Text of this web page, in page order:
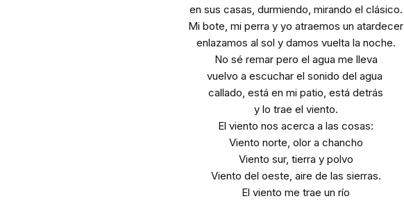
en sus casas, durmiendo, mirando el clásico.
Mi bote, mi perra y yo atraemos un atardecer
enlazamos al sol y damos vuelta la noche.
No sé remar pero el agua me lleva
vuelvo a escuchar el sonido del agua
callado, está en mi patio, está detrás
y lo trae el viento.
El viento nos acerca a las cosas:
Viento norte, olor a chancho
Viento sur, tierra y polvo
Viento del oeste, aire de las sierras.
El viento me trae un río